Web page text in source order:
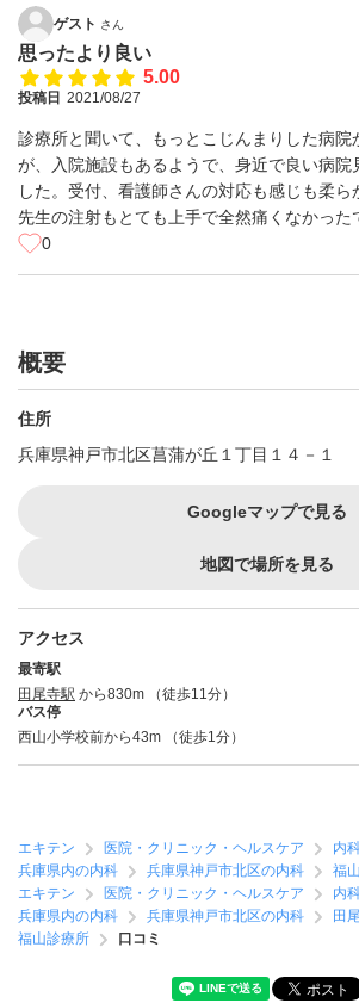
ゲスト さん
思ったより良い
5.00
投稿日 2021/08/27
診療所と聞いて、もっとこじんまりした病院
が、入院施設もあるようで、身近で良い病院
した。受付、看護師さんの対応も感じも柔ら
先生の注射もとても上手で全然痛くなかった
0
概要
住所
兵庫県神戸市北区菖蒲が丘１丁目１４－１
Googleマップで見る
地図で場所を見る
アクセス
最寄駅
田尾寺駅 から830m （徒歩11分）
バス停
西山小学校前から43m （徒歩1分）
エキテン 医院・クリニック・ヘルスケア
内
兵庫県内の内科
兵庫県神戸市北区の内科 福
エキテン
医院・クリニック・ヘルスケア
内
兵庫県内の内科
兵庫県神戸市北区の内科
田
福山診療所
口コミ